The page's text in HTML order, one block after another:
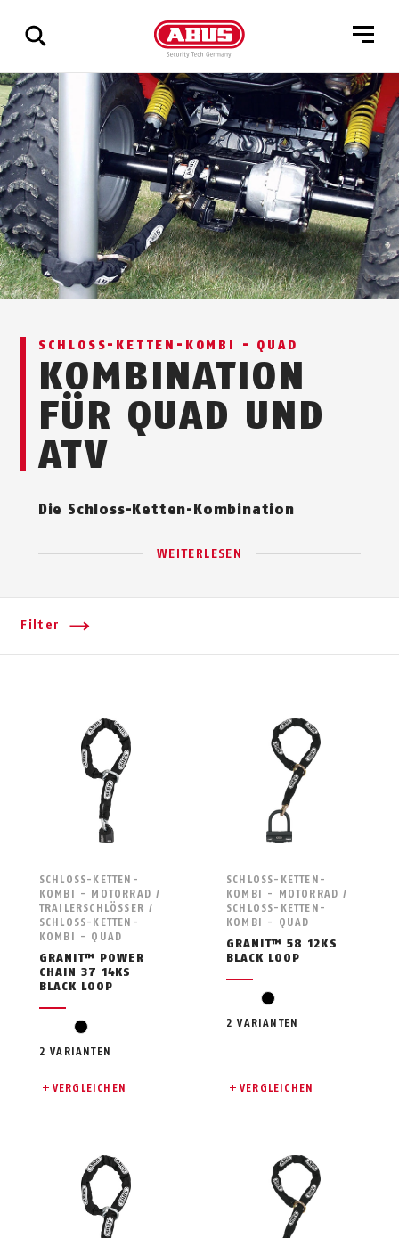
Zeige
alle
Ergebnisse
SCHLOSS-KET­TEN-KOM­BI - QUAD
KOMBINATION
FÜR QUAD UND
ATV
Die Schloss-Ket­ten-Kom­bination
WEITERLESEN
Filter
SCHLOSS-KETTEN-
KOMBI - MOTORRAD /
TRAILERSCHLÖSSER /
SCHLOSS-KETTEN-
KOMBI - QUAD
GRANIT™ POWER
CHAIN 37 14KS
BLACK LOOP
black
2 VARIANTEN
VERGLEICHEN
SCHLOSS-KETTEN-
KOMBI - MOTORRAD /
SCHLOSS-KETTEN-
KOMBI - QUAD
GRANIT™ 58 12KS
BLACK LOOP
black
2 VARIANTEN
VERGLEICHEN